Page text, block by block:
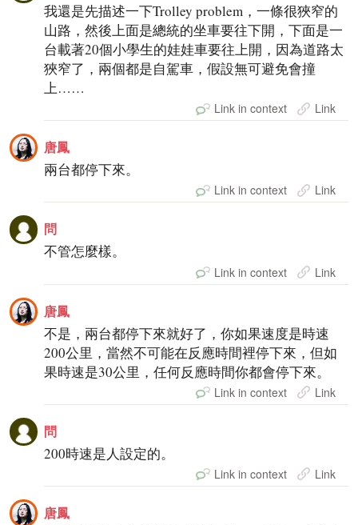
我還是先描述一下Trolley problem，一條很狹窄的
山路，然後上面是總統的坐車要往下開，下面是一
台載著20個小學生的娃娃車要往上開，因為道路太
狹窄了，兩個都是自駕車，假設無可避免會撞
上……
Link in context Link
唐鳳
兩台都停下來。
Link in context Link
問
不管怎麼樣。
Link in context Link
唐鳳
不是，兩台都停下來就好了，你如果速度是時速
200公里，當然不可能在反應時間裡停下來，但如
果時速是30公里，任何反應時間你都會停下來。
Link in context Link
問
200時速是人設定的。
Link in context Link
唐鳳